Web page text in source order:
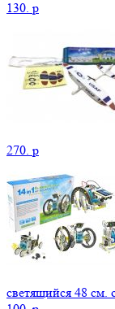
130. p
270. p
светящийся 48 см.